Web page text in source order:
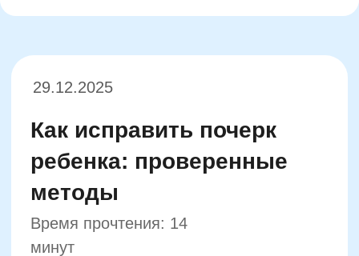
недостаточном старании. Чаще всего за
объективные причины, связанные с
или когнитивными особенностями
ребенка. Первая и наиболее
распространенная причина —
недостаточное развитие мелкой
моторики. В детстве мышцы кисти и
пальцев еще не полностью
сформированы, и без специфических